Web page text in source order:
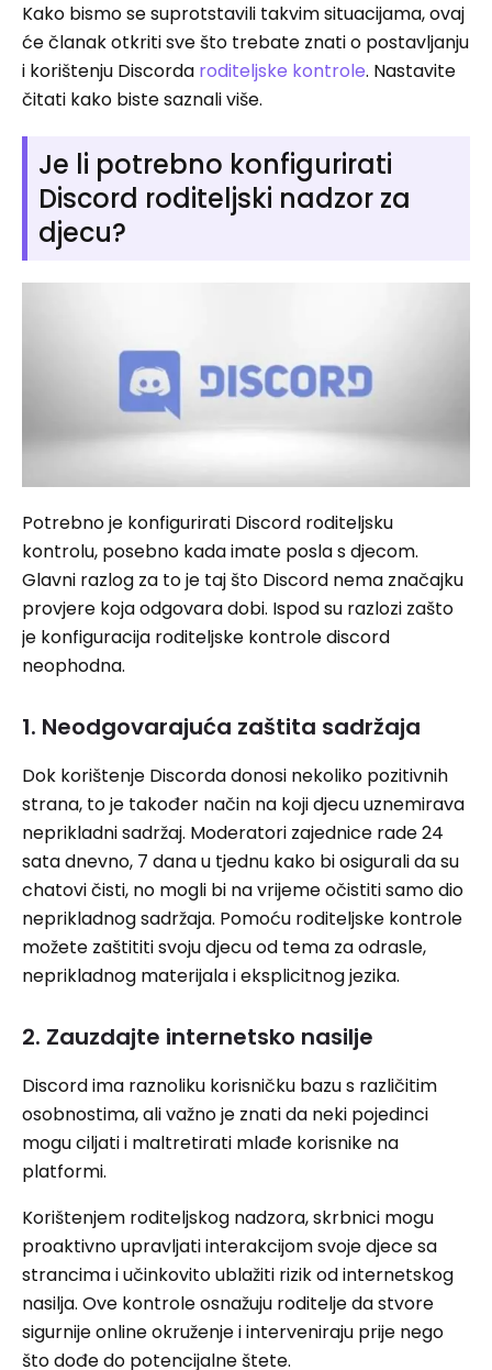
Kako bismo se suprotstavili takvim situacijama, ovaj
će članak otkriti sve što trebate znati o postavljanju
i korištenju Discorda roditeljske kontrole. Nastavite
čitati kako biste saznali više.
Je li potrebno konfigurirati
Discord roditeljski nadzor za
djecu?
Potrebno je konfigurirati Discord roditeljsku
kontrolu, posebno kada imate posla s djecom.
Glavni razlog za to je taj što Discord nema značajku
provjere koja odgovara dobi. Ispod su razlozi zašto
je konfiguracija roditeljske kontrole discord
neophodna.
1. Neodgovarajuća zaštita sadržaja
Dok korištenje Discorda donosi nekoliko pozitivnih
strana, to je također način na koji djecu uznemirava
neprikladni sadržaj. Moderatori zajednice rade 24
sata dnevno, 7 dana u tjednu kako bi osigurali da su
chatovi čisti, no mogli bi na vrijeme očistiti samo dio
neprikladnog sadržaja. Pomoću roditeljske kontrole
možete zaštititi svoju djecu od tema za odrasle,
neprikladnog materijala i eksplicitnog jezika.
2. Zauzdajte internetsko nasilje
Discord ima raznoliku korisničku bazu s različitim
osobnostima, ali važno je znati da neki pojedinci
mogu ciljati i maltretirati mlađe korisnike na
platformi.
Korištenjem roditeljskog nadzora, skrbnici mogu
proaktivno upravljati interakcijom svoje djece sa
strancima i učinkovito ublažiti rizik od internetskog
nasilja. Ove kontrole osnažuju roditelje da stvore
sigurnije online okruženje i interveniraju prije nego
što dođe do potencijalne štete.